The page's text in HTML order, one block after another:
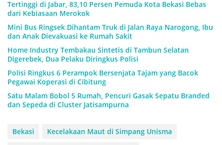
Tertinggi di Jabar, 83,10 Persen Pemuda Kota Bekasi Bebas
dari Kebiasaan Merokok
Mini Bus Ringsek Dihantam Truk di Jalan Raya Narogong, Ibu
dan Anak Dievakuasi ke Rumah Sakit
Home Industry Tembakau Sintetis di Tambun Selatan
Digerebek, Dua Pelaku Diringkus Polisi
Polisi Ringkus 6 Perampok Bersenjata Tajam yang Bacok
Pegawai Koperasi di Cibitung
Satu Malam Bobol 5 Rumah, Pencuri Gasak Sepatu Branded
dan Sepeda di Cluster Jatisampurna
Bekasi
Kecelakaan Maut di Simpang Unisma